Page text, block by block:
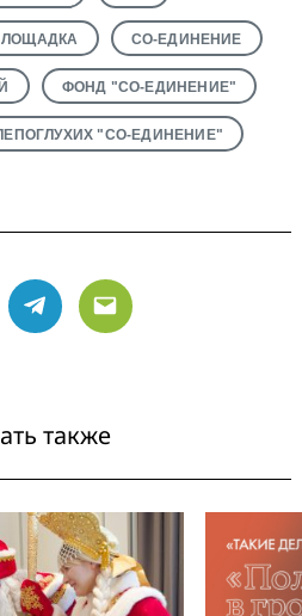
СО-ЕДИНЕНИЕ
ФОНД "СО-ЕДИНЕНИЕ"
"СО-ЕДИНЕНИЕ"
Telegram
Email
также